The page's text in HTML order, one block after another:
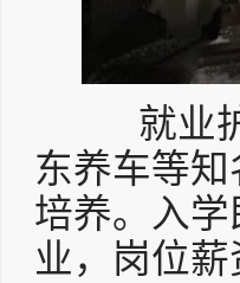
就业护
东养车等
培养。入
业，岗位